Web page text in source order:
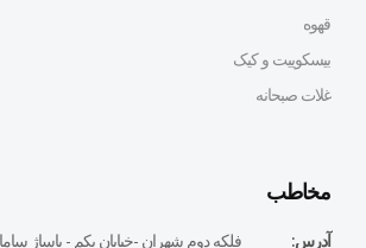
قهوه
بیسکوییت و کیک
غلات صبحانه
مخاطب
آدرس: فلكه دوم شهران -خيابان يكم - پاساژ